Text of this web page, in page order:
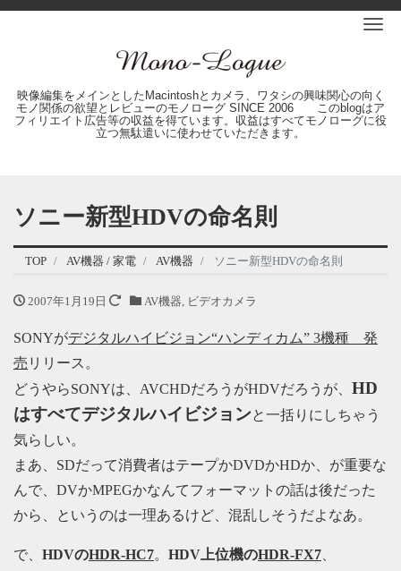
映像編集をメインとしたMacintoshとカメラ、ワタシの興味関心の向く
モノ関係の欲望とレビューのモノローグ SINCE 2006 このblogはア
フィリエイト広告等の収益を得ています。収益はすべてモノローグに役
立つ無駄遣いに使わせていただきます。
ソニー新型HDVの命名則
TOP AV機器 / 家電 AV機器 ソニー新型HDVの命名則
2007年1月19日 AV機器, ビデオカメラ
SONYがデジタルハイビジョン“ハンディカム” 3機種 発
売 リリース。
どうやらSONYは、AVCHDだろうがHDVだろうが、 HD
はすべてデジタルハイビジョンと一括りにしちゃう
気らしい。
まあ、SDだって消費者はテープかDVDかHDか、が重要な
んで、DVかMPEGかなんてフォーマットの話は後だった
から、というのは一理あるけど、混乱しそうだよなあ。
で、 HDVのHDR-HC7。 HDV上位機のHDR-FX7